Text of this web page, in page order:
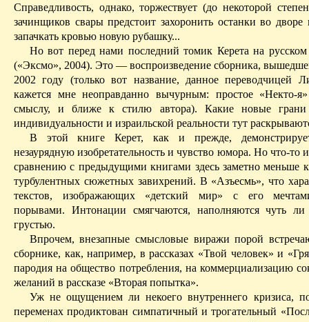
Справедливость, однако, торжествует (до некоторой
зачинщиков сварыпредстоит захоронить останки во дворе
запачкать кровью новую рубашку...­
Но вот перед нами последний томик Керетана
(«Эксмо», 2004). Это — воспроизведение сборника,
2002 году (только вот название, данное переводчицей
кажется мне не­оправданно вычурным: простое «Некто-я
смыслу, и ближе к стилю автора). Какие новые грани
индивидуальности и израильской реальности тут
В этой книгеКерет, как и прежде,
незаурядную изобретательность и чувство юмора. Но что-то
сравнению с предыдущими книгами здесь заметно меньше
турбулентных сюжетныхзавихрений. В «Азъесмь», что
текстов, изображающих «детский мир» с его
порывами. Интонации смягчаются, наполняютсячуть ли
грустью.
Впрочем, внезапные смысловые виражи порой
сборнике, как, например, в рассказах «Твой человек» и
пародия на общество потребления, на коммерциализацию
желаний в рассказе «Вторая попытка».
Уж не ощущением ли некоего внутреннего кризиса,
переменах продиктован симпатичный и трогательный